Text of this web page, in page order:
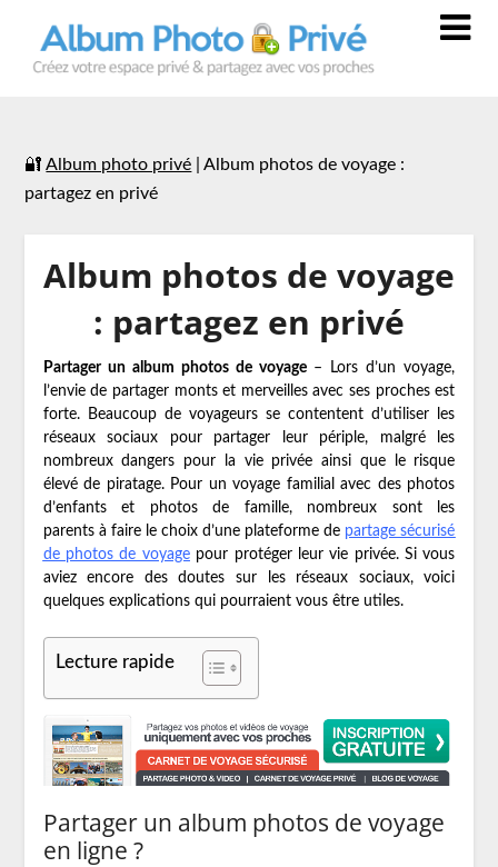
🔐 Album photo privé |Album photos de voyage :
partagez en privé
Album photos de voyage
: partagez en privé
Partager un album photos de voyage – Lors d’un voyage,
l’envie de partager monts et merveilles avec ses proches est
forte. Beaucoup de voyageurs se contentent d’utiliser les
réseaux sociaux pour partager leur périple, malgré les
nombreux dangers pour la vie privée ainsi que le risque
élevé de piratage. Pour un voyage familial avec des photos
d’enfants et photos de famille, nombreux sont les
parents à faire le choix d’une plateforme de partage sécurisé
de photos de voyagepour protéger leur vie privée. Si vous
aviez encore des doutes sur les réseaux sociaux, voici
quelques explications qui pourraient vous être utiles.
Lecture rapide
Partager un album photos de voyage
en ligne ?